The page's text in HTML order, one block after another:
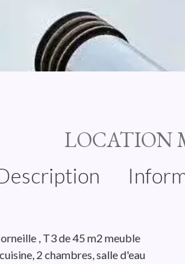
LOCATION
, T3 de 45 m2 meuble
2 chambres, salle d'eau